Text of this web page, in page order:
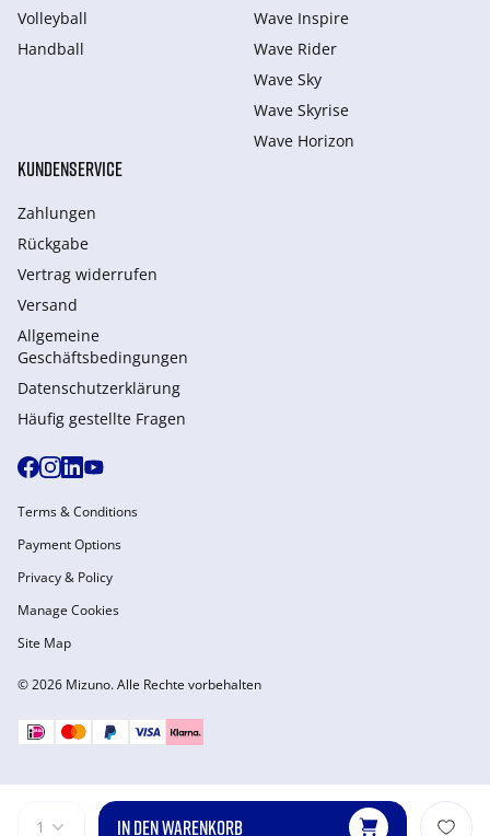
1 IN DEN WARENKORB
Volleyball
Handball
Wave Inspire
Wave Rider
Wave Sky
Wave Skyrise
Wave Horizon
KUNDENSERVICE
Zahlungen
Rückgabe
Vertrag widerrufen
Versand
Allgemeine
Geschäftsbedingungen
Datenschutzerklärung
Häufig gestellte Fragen
© 2026 Mizuno. Alle Rechte vorbehalten
Terms & Conditions
Payment Options
Privacy & Policy
Manage Cookies
Site Map